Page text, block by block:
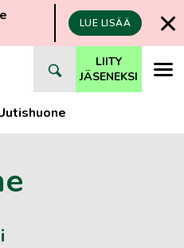
LUE LISÄÄ
LIITY
JÄSENEKSI